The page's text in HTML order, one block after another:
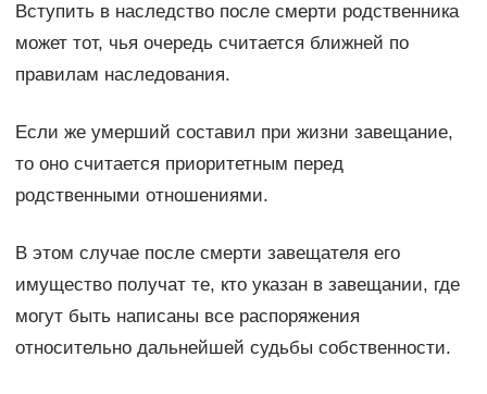
Вступить в наследство после смерти родственника
может тот, чья очередь считается ближней по
правилам наследования.
Если же умерший составил при жизни завещание,
то оно считается приоритетным перед
родственными отношениями.
В этом случае после смерти завещателя его
имущество получат те, кто указан в завещании, где
могут быть написаны все распоряжения
относительно дальнейшей судьбы собственности.